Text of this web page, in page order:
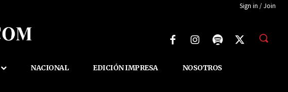
Sign in / Join
NACIONAL EDICIÓN IMPRESA NOSOTROS